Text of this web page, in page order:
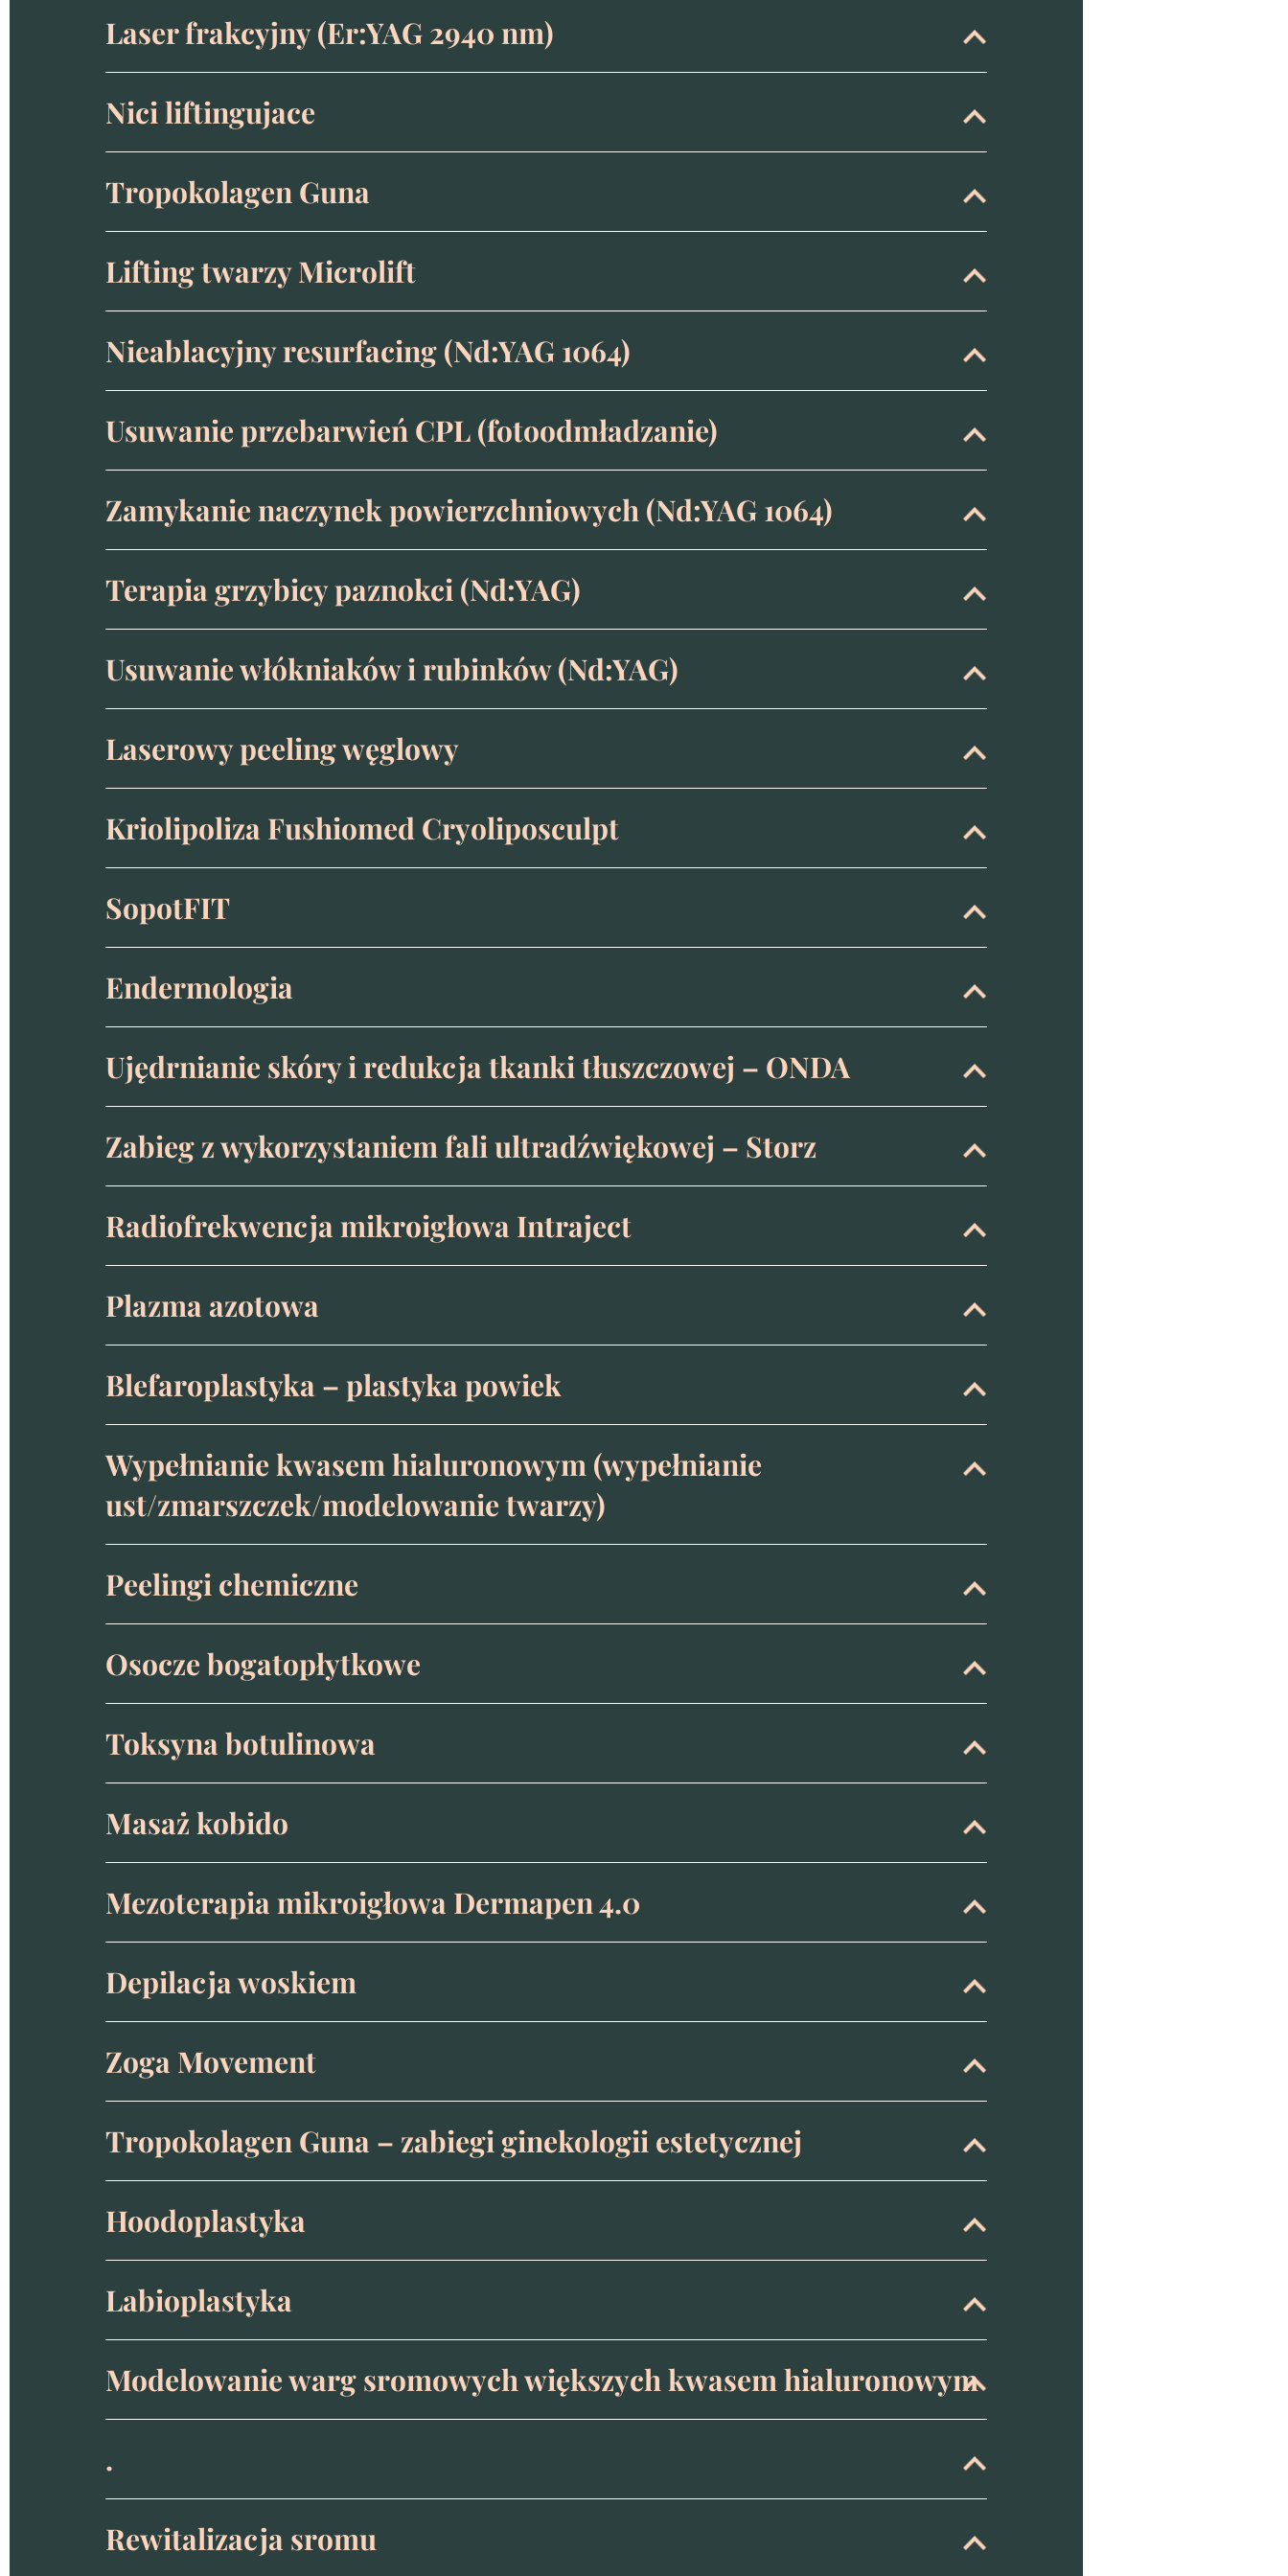
Laser frakcyjny (Er:YAG 2940 nm)
Nici liftingujace
Tropokolagen Guna
Lifting twarzy Microlift
Nieablacyjny resurfacing (Nd:YAG 1064)
Usuwanie przebarwień CPL (fotoodmładzanie)
Zamykanie naczynek powierzchniowych (Nd:YAG 1064)
Terapia grzybicy paznokci (Nd:YAG)
Usuwanie włókniaków i rubinków (Nd:YAG)
Laserowy peeling węglowy
Kriolipoliza Fushiomed Cryoliposculpt
SopotFIT
Endermologia
Ujędrnianie skóry i redukcja tkanki tłuszczowej – ONDA
Zabieg z wykorzystaniem fali ultradźwiękowej – Storz
Radiofrekwencja mikroigłowa Intraject
Plazma azotowa
Blefaroplastyka – plastyka powiek
Wypełnianie kwasem hialuronowym (wypełnianie
ust/zmarszczek/modelowanie twarzy)
Peelingi chemiczne
Osocze bogatopłytkowe
Toksyna botulinowa
Masaż kobido
Mezoterapia mikroigłowa Dermapen 4.0
Depilacja woskiem
Zoga Movement
Tropokolagen Guna – zabiegi ginekologii estetycznej
Hoodoplastyka
Labioplastyka
Modelowanie warg sromowych większych kwasem hialuronowym
.
Rewitalizacja sromu